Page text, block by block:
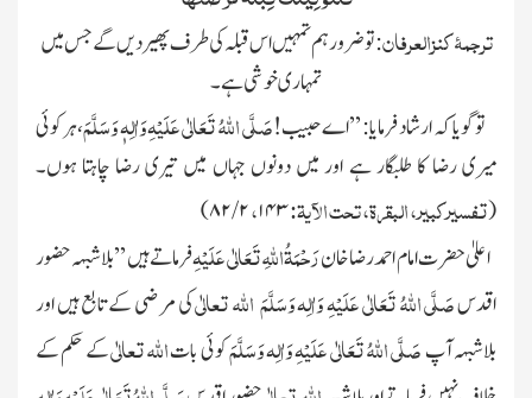
ترجمۂ کنزالعرفان:تو ضرور ہم تمہیں اس قبلہ کی طرف پھیردیں گے جس میں
تمہاری خوشی ہے۔
توگویا کہ ارشاد فرمایا: ’’اے حبیب!صَلَّی اللہُ تَعَالٰی عَلَیْہِ وَاٰلِہٖ وَسَلَّمَ، ہر کوئی
میری رضا کا طلبگار ہے اور میں دونوںجہاں میں تیری رضا چاہتا ہوں۔
(تفسیرکبیر، البقرۃ، تحت الآیۃ:۱۴۳،۲ / ۸۲
)
اعلیٰ حضر ت امام احمد رضا خانرَحْمَۃُاللہِ تَعَالٰی عَلَیْہِفرماتے ہیں ’’بلاشبہہ حضور
اقدسصَلَّی اللہُ تَعَالٰی عَلَیْہِ وَاٰلِہ وَسَلَّمَاللہ تعالٰیکی مرضی کے تابع ہیں اور
بلاشبہہ آپصَلَّی اللہُ تَعَالٰی عَلَیْہِ وَاٰلِہ وَسَلَّمَکوئی باتاللہ تعالٰیکے حکم کے